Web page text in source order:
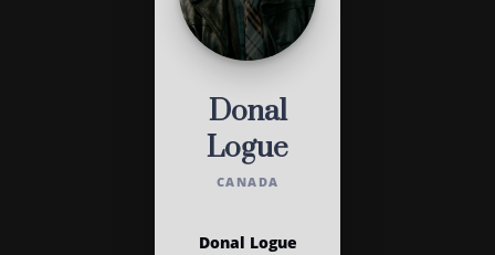
Donal
Logue
CANADA
Donal Logue